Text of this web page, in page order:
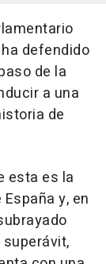
defendido
de la
a una
de
esta es la
y, en